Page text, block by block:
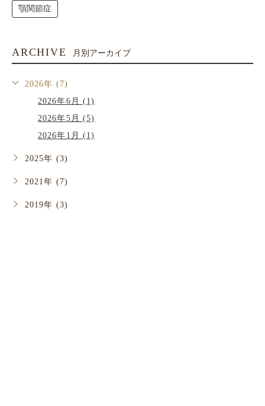
顎関節症
ARCHIVE 月別アーカイブ
2026年 (7)
2026年6月 (1)
2026年5月 (5)
2026年1月 (1)
2025年 (3)
2021年 (7)
2019年 (3)